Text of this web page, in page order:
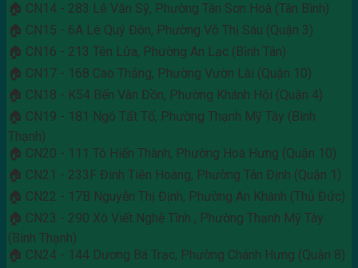
🏠 CN14 - 283 Lê Văn Sỹ, Phường Tân Sơn Hoà (Tân Bình)
🏠 CN15 - 6A Lê Quý Đôn, Phường Võ Thị Sáu (Quận 3)
🏠 CN16 - 213 Tên Lửa, Phường An Lạc (Bình Tân)
🏠 CN17 - 168 Cao Thắng, Phường Vườn Lài (Quận 10)
🏠 CN18 - K54 Bến Vân Đồn, Phường Khánh Hội (Quận 4)
🏠 CN19 - 181 Ngô Tất Tố, Phường Thạnh Mỹ Tây (Bình
Thạnh)
🏠 CN20 - 111 Tô Hiến Thành, Phường Hoà Hưng (Quận 10)
🏠 CN21 - 233F Đinh Tiên Hoàng, Phường Tân Định (Quận 1)
🏠 CN22 - 17B Nguyễn Thị Định, Phường An Khánh (Thủ Đức)
🏠 CN23 - 290 Xô Viết Nghệ Tĩnh , Phường Thạnh Mỹ Tây
(Bình Thạnh)
🏠 CN24 - 144 Dương Bá Trạc, Phường Chánh Hưng (Quận 8)